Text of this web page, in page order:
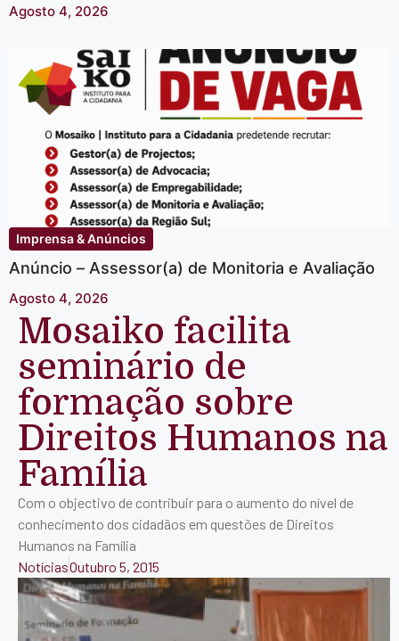
Agosto 4, 2026
Imprensa & Anúncios
Anúncio – Assessor(a) de Monitoria e Avaliação
Agosto 4, 2026
Mosaiko facilita
seminário de
formação sobre
Direitos Humanos na
Família
Com o objectivo de contribuir para o aumento do nível de
conhecimento dos cidadãos em questões de Direitos
Humanos na Família
NotíciasOutubro 5, 2015